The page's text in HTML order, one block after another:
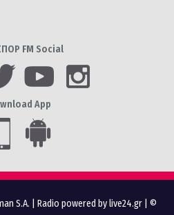
FM Social
App
S.A. Radio powered by live24.gr | ©